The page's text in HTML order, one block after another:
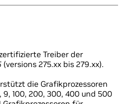
Treiber der
(versions 275.xx bis 279.xx).
die Grafikprozessoren
9, 100, 200, 300, 400 und 500